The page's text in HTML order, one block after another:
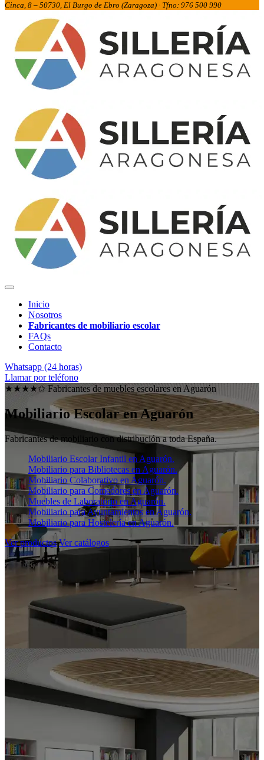
Cinca, 8 – 50730, El Burgo de Ebro (Zaragoza) · Tfno: 976 500 990
Inicio
Nosotros
Fabricantes de mobiliario escolar
FAQs
Contacto
Whatsapp (24 horas)
Llamar por teléfono
★★★★✩ Fabricantes de muebles escolares en Aguarón
Mobiliario Escolar enAguarón
Fabricantes de mobiliario con distribución a toda España.
Mobiliario Escolar Infantil en Aguarón.
Mobiliario para Bibliotecas en Aguarón.
Mobiliario Colaborativo en Aguarón.
Mobiliario para Comedores en Aguarón.
Muebles de Laboratorio en Aguarón.
Mobiliario para Ayuntamientos en Aguarón.
Mobiliario para Hostelería en Aguarón.
Ver productos Ver catálogos